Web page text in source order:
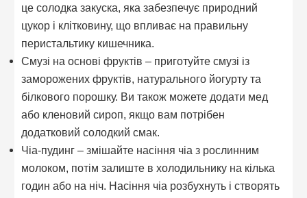
це солодка закуска, яка забезпечує природний
цукор і клітковину, що впливає на правильну
перистальтику кишечника.
Смузі на основі фруктів – приготуйте смузі із
заморожених фруктів, натурального йогурту та
білкового порошку. Ви також можете додати мед
або кленовий сироп, якщо вам потрібен
додатковий солодкий смак.
Чіа-пудинг – змішайте насіння чіа з рослинним
молоком, потім залиште в холодильнику на кілька
годин або на ніч. Насіння чіа розбухнуть і створять